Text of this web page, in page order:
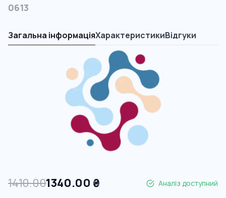
0613
Загальна інформаціяХарактеристикиВідгуки
1410.001340.00 ₴ Аналіз доступний